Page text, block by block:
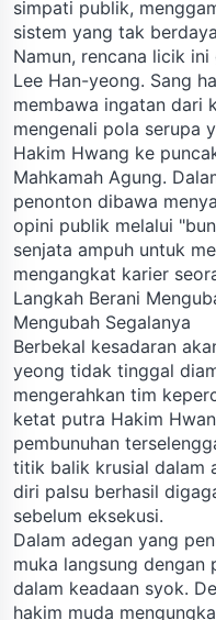
simpati publik,
sistem yang tak
Namun, rencana licik
Lee Han-yeong. Sang
membawa ingatan dari
mengenali pola serupa
Hakim Hwang ke
Mahkamah Agung.
penonton dibawa
opini publik melalui
senjata ampuh untuk
mengangkat karier
Langkah Berani
Mengubah Segalanya
Berbekal kesadaran
yeong tidak tinggal
mengerahkan tim
ketat putra Hakim
pembunuhan
titik balik krusial dalam
diri palsu berhasil
sebelum eksekusi.
Dalam adegan yang
muka langsung dengan
dalam keadaan syok.
hakim muda